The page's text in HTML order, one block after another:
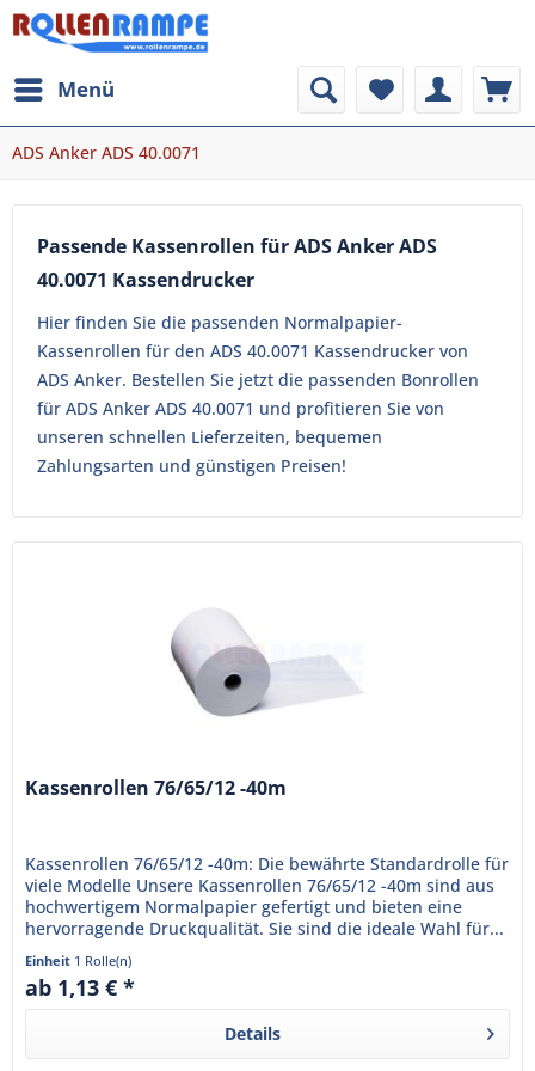
Menü
ADS Anker ADS 40.0071
Passende Kassenrollen für ADS Anker ADS
40.0071 Kassendrucker
Hier finden Sie die passenden Normalpapier-
Kassenrollen für den ADS 40.0071 Kassendrucker von
ADS Anker. Bestellen Sie jetzt die passenden Bonrollen
für ADS Anker ADS 40.0071 und profitieren Sie von
unseren schnellen Lieferzeiten, bequemen
Zahlungsarten und günstigen Preisen!
Kassenrollen 76/65/12 -40m
Kassenrollen 76/65/12 -40m: Die bewährte Standardrolle für
viele Modelle Unsere Kassenrollen 76/65/12 -40m sind aus
hochwertigem Normalpapier gefertigt und bieten eine
hervorragende Druckqualität. Sie sind die ideale Wahl für...
Einheit 1 Rolle(n)
ab 1,13 € *
Details